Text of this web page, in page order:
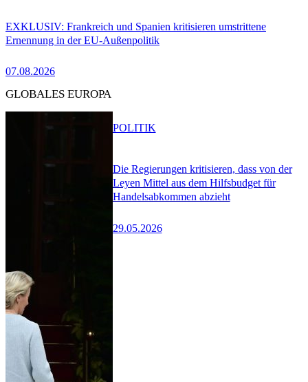
EXKLUSIV: Frankreich und Spanien kritisieren umstrittene
Ernennung in der EU-Außenpolitik
07.08.2026
GLOBALES EUROPA
Die Regierungen kritisieren, dass von der
Leyen Mittel aus dem Hilfsbudget für
Handelsabkommen abzieht
29.05.2026
POLITIK